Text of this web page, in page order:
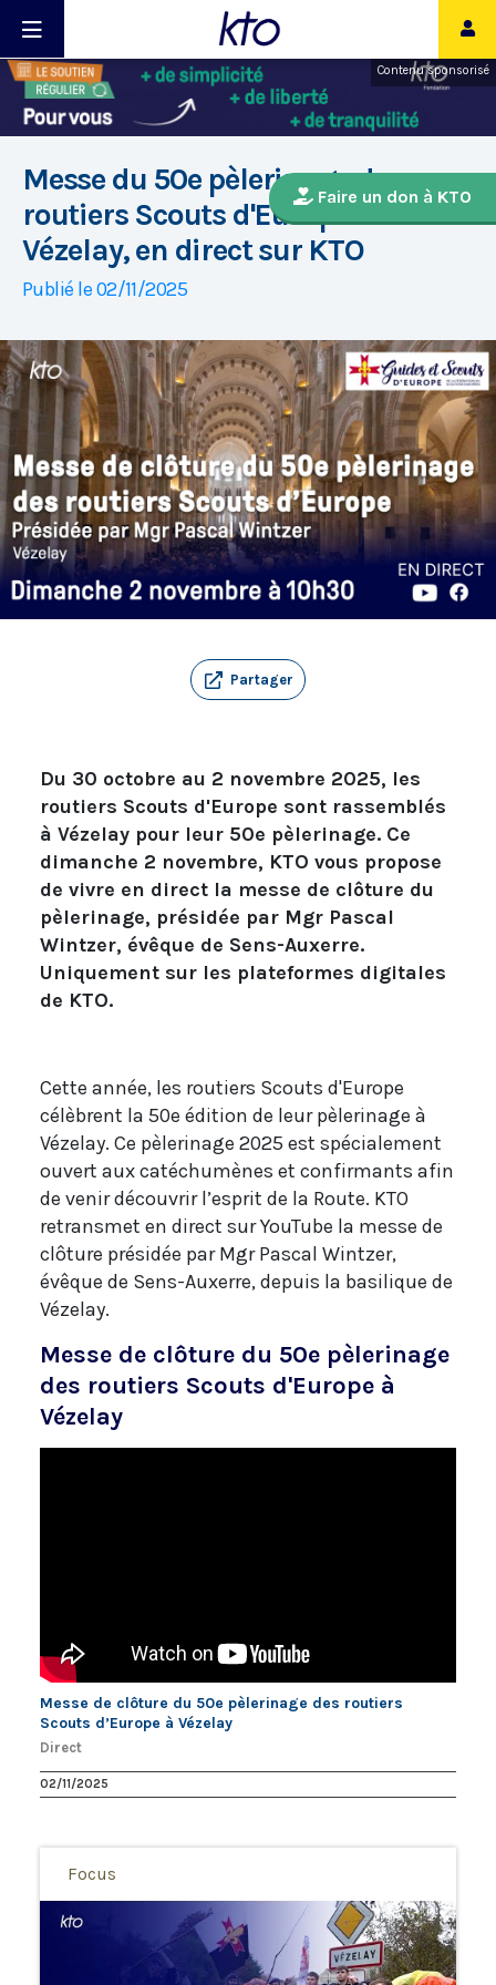
Contenu sponsorisé
Faire un don à KTO
Messe du 50e pèlerinage des
routiers Scouts d'Europe à
Vézelay, en direct sur KTO
Publié le 02/11/2025
Partager
Du 30 octobre au 2 novembre 2025, les
routiers Scouts d'Europe sont rassemblés
à Vézelay pour leur 50e pèlerinage. Ce
dimanche 2 novembre, KTO vous propose
de vivre en direct la messe de clôture du
pèlerinage, présidée par Mgr Pascal
Wintzer, évêque de Sens-Auxerre.
Uniquement sur les plateformes digitales
de KTO.
Cette année, les routiers Scouts d'Europe
célèbrent la 50e édition de leur pèlerinage à
Vézelay. Ce pèlerinage 2025 est spécialement
ouvert aux catéchumènes et confirmants afin
de venir découvrir l’esprit de la Route. KTO
retransmet en direct sur YouTube la messe de
clôture présidée par Mgr Pascal Wintzer,
évêque de Sens-Auxerre, depuis la basilique de
Vézelay.
Messe de clôture du 50e pèlerinage
des routiers Scouts d'Europe à
Vézelay
Messe de clôture du 50e pèlerinage des routiers
Scouts d’Europe à Vézelay
Direct
02/11/2025
Focus